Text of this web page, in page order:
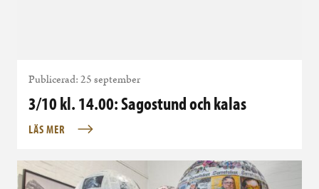
Publicerad: 25 september
3/10 kl. 14.00: Sagostund och kalas
LÄS MER